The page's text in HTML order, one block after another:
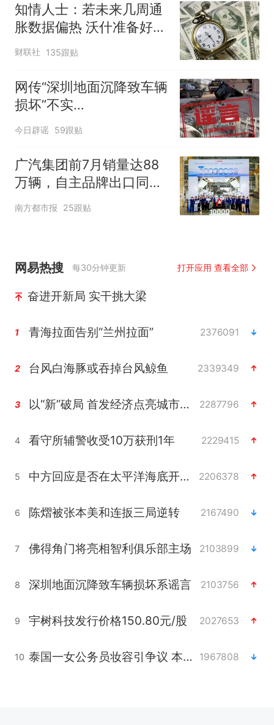
知情人士：若未来几周通
胀数据偏热 沃什准备好加
息
财联社 135跟贴
网传“深圳地面沉降致车辆
损坏”不实
（2026·08·06）
今日辟谣 59跟贴
广汽集团前7月销量达88
万辆，自主品牌出口同比
增130%
南方都市报 25跟贴
网易热搜 每30分钟更新 打开应用 查看全部
奋进开新局 实干挑大梁
1 青海拉面告别“兰州拉面” 2376091
2 台风白海豚或吞掉台风鲸鱼 2339349
3 以“新”破局 首发经济点亮城市消费活力 2287796
4 看守所辅警收受10万获刑1年 2229415
5 中方回应是否在太平洋海底开采稀土 2206378
6 陈熠被张本美和连扳三局逆转 2167490
7 佛得角门将亮相智利俱乐部主场 2103899
8 深圳地面沉降致车辆损坏系谣言 2103756
9 宇树科技发行价格150.80元/股 2027653
10 泰国一女公务员妆容引争议 本人回应 1967808